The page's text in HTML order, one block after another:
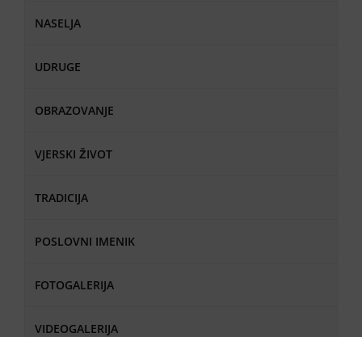
NASELJA
UDRUGE
OBRAZOVANJE
VJERSKI ŽIVOT
TRADICIJA
POSLOVNI IMENIK
FOTOGALERIJA
VIDEOGALERIJA